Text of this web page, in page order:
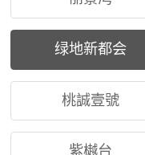
绿地新都会
桃誠壹號
紫樾台